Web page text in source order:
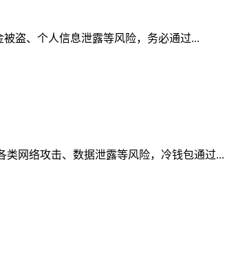
盗、个人信息泄露等风险，务必通过...
网络攻击、数据泄露等风险，冷钱包通过...